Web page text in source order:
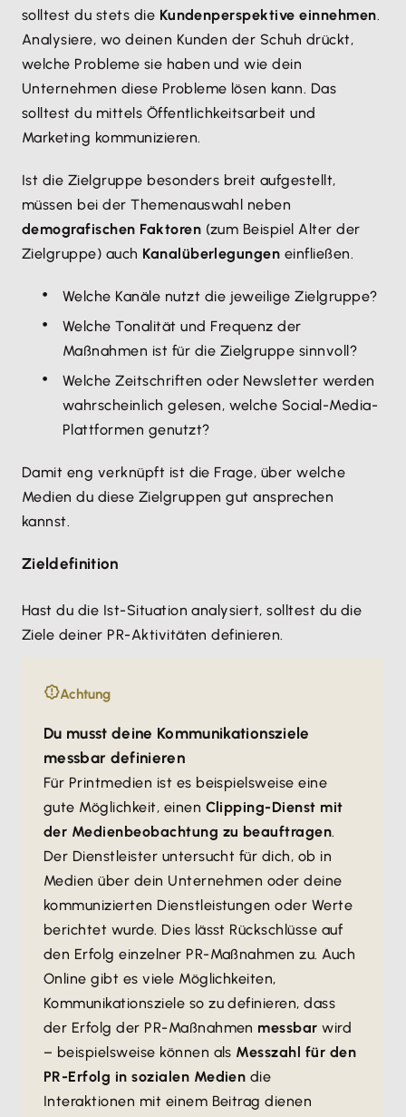
solltest du stets die Kundenperspektive einnehmen.
Analysiere, wo deinen Kunden der Schuh drückt,
welche Probleme sie haben und wie dein
Unternehmen diese Probleme lösen kann. Das
solltest du mittels Öffentlichkeitsarbeit und
Marketing kommunizieren.
Ist die Zielgruppe besonders breit aufgestellt,
müssen bei der Themenauswahl neben
demografischen Faktoren (zum Beispiel Alter der
Zielgruppe) auch Kanalüberlegungen einfließen.
Welche Kanäle nutzt die jeweilige Zielgruppe?
Welche Tonalität und Frequenz der
Maßnahmen ist für die Zielgruppe sinnvoll?
Welche Zeitschriften oder Newsletter werden
wahrscheinlich gelesen, welche Social-Media-
Plattformen genutzt?
Damit eng verknüpft ist die Frage, über welche
Medien du diese Zielgruppen gut ansprechen
kannst.
Zieldefinition
Hast du die Ist-Situation analysiert, solltest du die
Ziele deiner PR-Aktivitäten definieren.
Achtung
Du musst deine Kommunikationsziele
messbar definieren
Für Printmedien ist es beispielsweise eine
gute Möglichkeit, einen Clipping-Dienst mit
der Medienbeobachtung zu beauftragen.
Der Dienstleister untersucht für dich, ob in
Medien über dein Unternehmen oder deine
kommunizierten Dienstleistungen oder Werte
berichtet wurde. Dies lässt Rückschlüsse auf
den Erfolg einzelner PR-Maßnahmen zu. Auch
Online gibt es viele Möglichkeiten,
Kommunikationsziele so zu definieren, dass
der Erfolg der PR-Maßnahmen messbar wird
– beispielsweise können als Messzahl für den
PR-Erfolg in sozialen Medien die
Interaktionen mit einem Beitrag dienen